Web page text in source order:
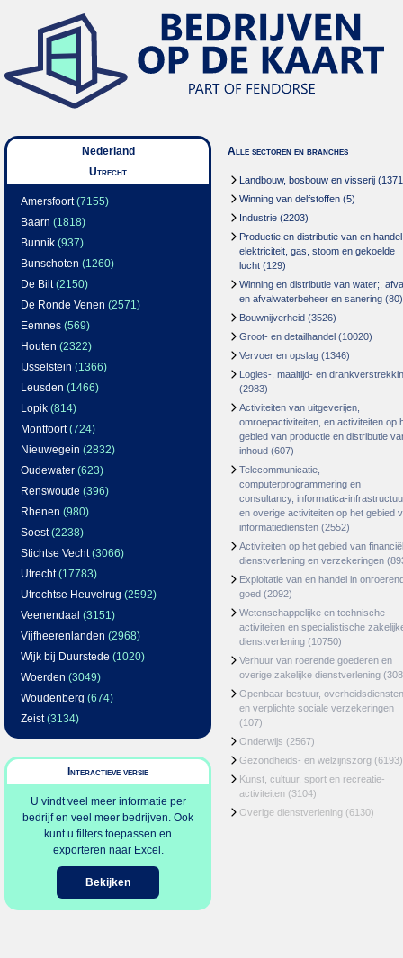
Nederland
Utrecht
Amersfoort(7155)
Baarn (1818)
Bunnik (937)
Bunschoten (1260)
De Bilt(2150)
De Ronde Venen (2571)
Eemnes (569)
Houten (2322)
IJsselstein (1366)
Leusden (1466)
Lopik (814)
Montfoort(724)
Nieuwegein (2832)
Oudewater (623)
Renswoude (396)
Rhenen (980)
Soest(2238)
Stichtse Vecht(3066)
Utrecht(17783)
Utrechtse Heuvelrug (2592)
Veenendaal (3151)
Vijfheerenlanden (2968)
Wijk bij Duurstede (1020)
Woerden (3049)
Woudenberg (674)
Zeist(3134)
Interactieve versie
U vindt veel meer informatie per
bedrijf en veel meer bedrijven. Ook
kunt u filters toepassen en
exporteren naar Excel.
Bekijken
Alle sectoren en branches
Landbouw, bosbouw en visserij
Winning van delfstoffen (5)
Industrie (2203)
Productie en distributie van en
elektriciteit, gas, stoom en gekoelde
lucht (129)
Winning en distributie van water;,
en afvalwaterbeheer en sanering (80)
Bouwnijverheid (3526)
Groot- en detailhandel (10020)
Vervoer en opslag (1346)
Logies-, maaltijd- en
(2983)
Activiteiten van uitgeverijen,
omroepactiviteiten, en activiteiten op
gebied van productie en distributie
inhoud (607)
Telecommunicatie,
computerprogrammering en
consultancy, informatica-
en overige activiteiten op het gebied
informatiediensten (2552)
Activiteiten op het gebied van
dienstverlening en verzekeringen
Exploitatie van en handel in
goed (2092)
Wetenschappelijke en technische
activiteiten en specialistische
dienstverlening (10750)
Verhuur van roerende goederen en
overige zakelijke dienstverlening
Openbaar bestuur, overheidsdiensten
en verplichte sociale verzekeringen
(107)
Onderwijs (2567)
Gezondheids- en welzijnszorg (6193)
Kunst, cultuur, sport en recreatie-
activiteiten (3104)
Overige dienstverlening (6130)